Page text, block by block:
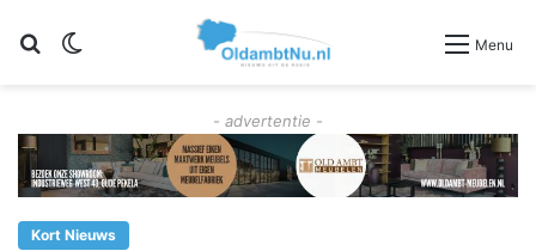
Zoeken Menu
- advertentie -
Kort Nieuws